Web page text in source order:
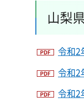
山梨
令和2
令和2
令和2